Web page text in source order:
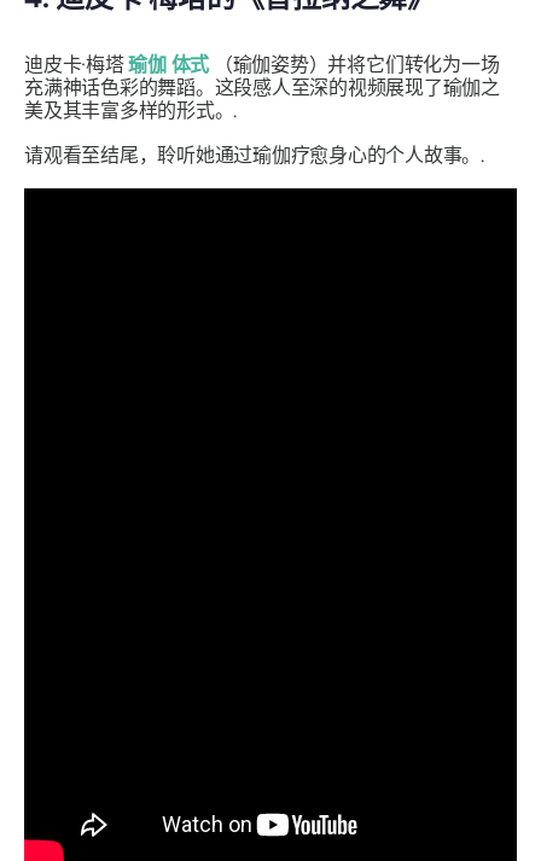
迪皮卡·梅塔瑜伽 体式 （瑜伽姿势）并将它们转化为一场
充满神话色彩的舞蹈。这段感人至深的视频展现了瑜伽之
美及其丰富多样的形式。.
请观看至结尾，聆听她通过瑜伽疗愈身心的个人故事。.